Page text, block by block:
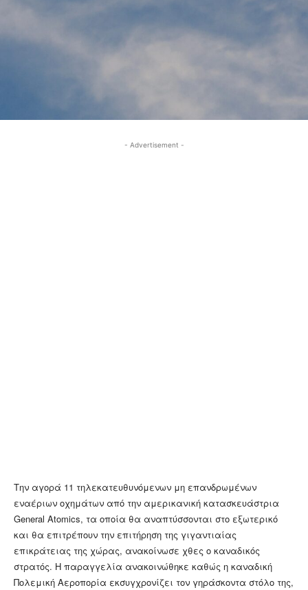
- Advertisement -
Tην αγορά 11 τηλεκατευθυνόμενων μη επανδρωμένων
εναέριων οχημάτων από την αμερικανική κατασκευάστρια
General Atomics, τα οποία θα αναπτύσσονται στο εξωτερικό
και θα επιτρέπουν την επιτήρηση της γιγαντιαίας
επικράτειας της χώρας, ανακοίνωσε χθες o καναδικός
στρατός. Η παραγγελία ανακοινώθηκε καθώς η καναδική
Πολεμική Αεροπορία εκσυγχρονίζει τον γηράσκοντα στόλο της,